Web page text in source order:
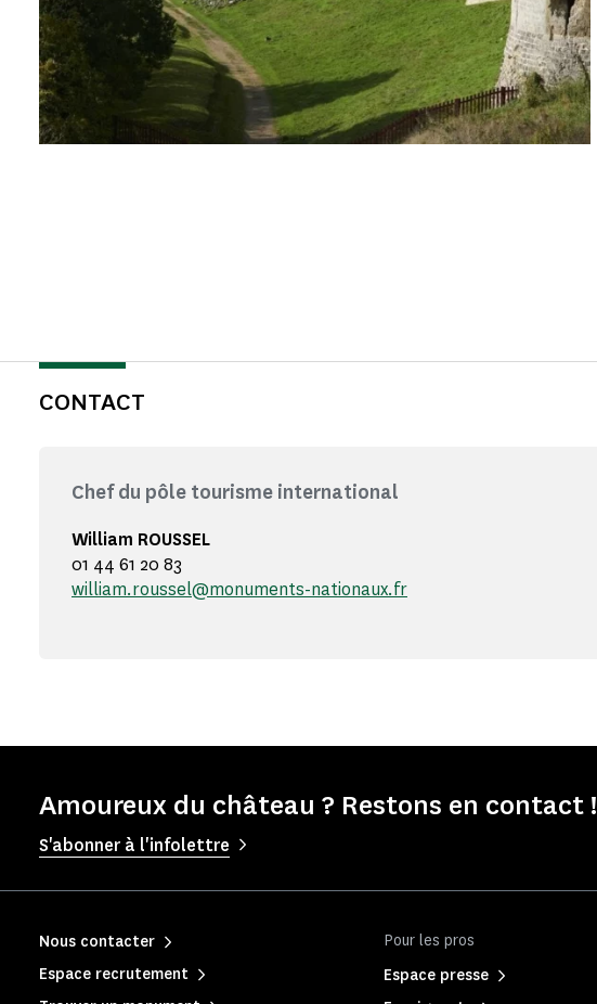
CONTACT
Chef du pôle tourisme international
William ROUSSEL
01 44 61 20 83
william.roussel@monuments-nationaux.fr
Amoureux du château ? Restons en contact !
S'abonner à l'infolettre
Pour les pros
Espace presse
Nous contacter
Espace recrutement